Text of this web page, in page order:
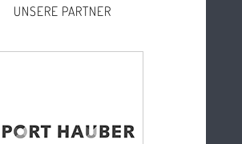
UNSERE PARTNER